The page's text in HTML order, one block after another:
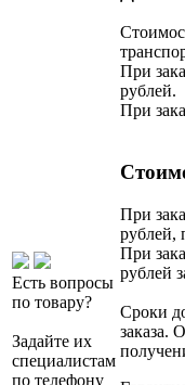
Есть вопросы
по товару?
Задайте их
специалистам
по телефону
При
рублей.
При
При
рублей,
При
рублей
Сроки
заказа.